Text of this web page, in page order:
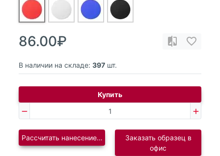
86.00₽
В наличии на складе: 397 шт.
Купить
Рассчитать нанесение логотипаЗаказать образец в
офис